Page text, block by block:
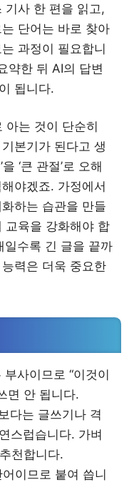
기사 한 편을 읽고,
단어는 바로 찾아
과정이 필요합니
약한 뒤 AI의 답변
됩니다.
아는 것이 단순히
본기가 된다고 생
‘큰 관절’로 오해
야겠죠. 가정에서
하는 습관을 만들
교육을 강화해야 합
일수록 긴 글을 끝까
력은 더욱 중요한
부사이므로 “이것이
면 안 됩니다.
다는 글쓰기나 격
스럽습니다. 가벼
천합니다.
어이므로 붙여 씁니